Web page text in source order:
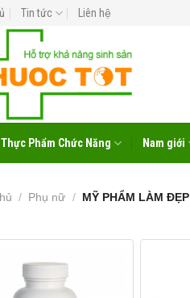
Tin tức Liên hệ
Thực Phẩm Chức Năng Nam giới
/ Phụ nữ / MỸ PHẨM LÀM ĐẸP